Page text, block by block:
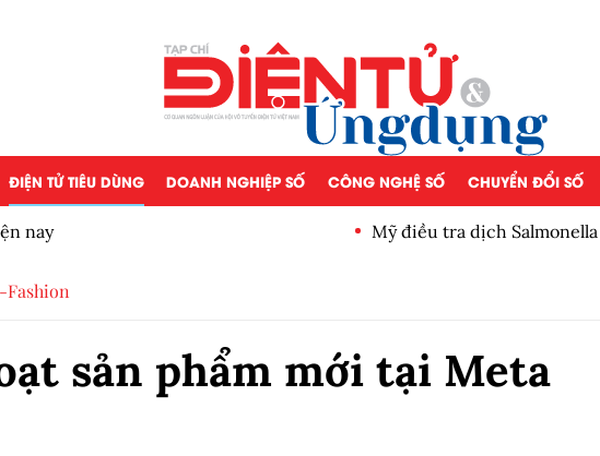
ĐIỆN TỬ TIÊU DÙNG DOANH NGHIỆP SỐ CÔNG NGHỆ SỐ CHUYỂN ĐỔI SỐ
nay Mỹ điều tra dịch
Fashion
sản phẩm mới tại Meta